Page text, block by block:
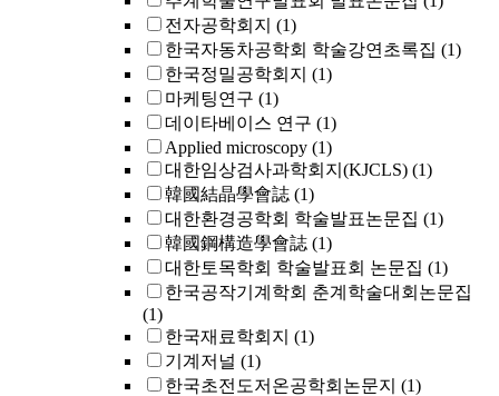
전자공학회지 (1)
한국자동차공학회 학술강연초록집 (1)
한국정밀공학회지 (1)
마케팅연구 (1)
데이타베이스 연구 (1)
Applied microscopy (1)
대한임상검사과학회지(KJCLS) (1)
韓國結晶學會誌 (1)
대한환경공학회 학술발표논문집 (1)
韓國鋼構造學會誌 (1)
대한토목학회 학술발표회 논문집 (1)
한국공작기계학회 춘계학술대회논문집
(1)
한국재료학회지 (1)
기계저널 (1)
한국초전도저온공학회논문지 (1)